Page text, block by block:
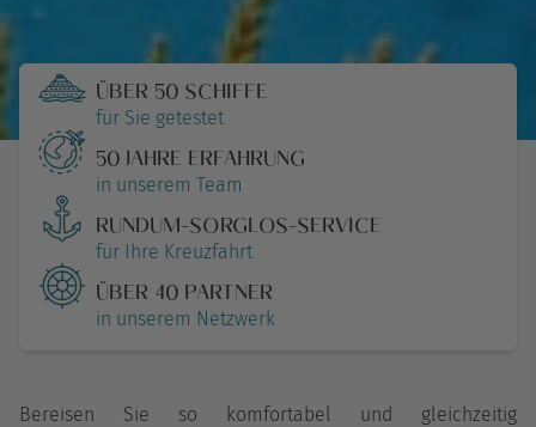
ÜBER 50 SCHIFFE
für Sie getestet
50 JAHRE ERFAHRUNG
in unserem Team
RUNDUM-SORGLOS-SERVICE
für Ihre Kreuzfahrt
ÜBER 40 PARTNER
in unserem Netzwerk
Bereisen Sie so komfortabel und gleichzeitig